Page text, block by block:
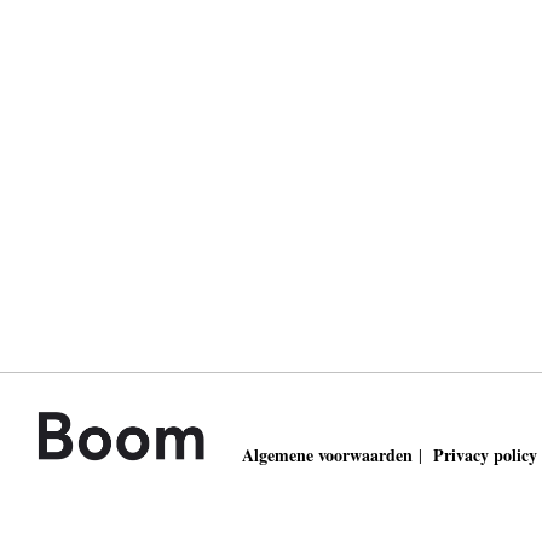
Algemene voorwaarden | Privacy policy